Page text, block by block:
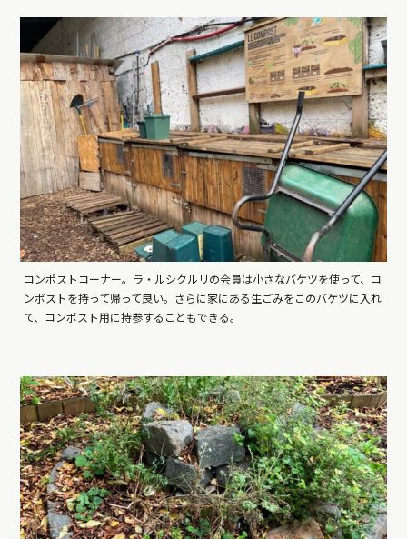
コンポストコーナー。ラ・ルシクルリの会員は小さなバケツを使って、コ
ンポストを持って帰って良い。さらに家にある生ごみをこのバケツに入れ
て、コンポスト用に持参することもできる。